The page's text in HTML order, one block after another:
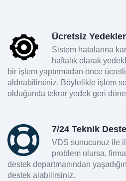
Ücretsiz
Sistem hatalarına
haftalık olarak
bir işlem yaptırmadan önce
aldırabilirsiniz. Böylelikle işlem
olduğunda tekrar yedek geri
7/24 Teknik
VDS sunucunuz ile
problem olursa,
destek departmanından
destek alabilirsiniz.